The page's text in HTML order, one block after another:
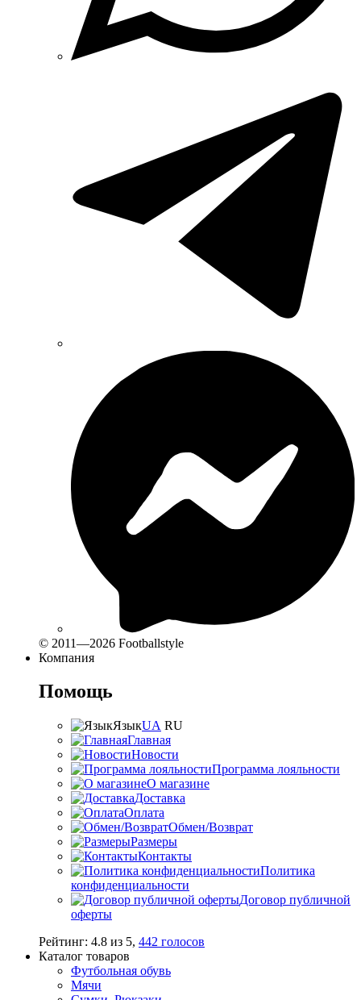
© 2011—2026 Footballstyle
Компания
Помощь
ЯзыкUA RU
Главная
Новости
Программа лояльности
О магазине
Доставка
Оплата
Обмен/Возврат
Размеры
Контакты
Политика
конфиденциальности
Договор публичной
оферты
Рейтинг: 4.8 из 5, 442 голосов
Каталог товаров
Футбольная обувь
Мячи